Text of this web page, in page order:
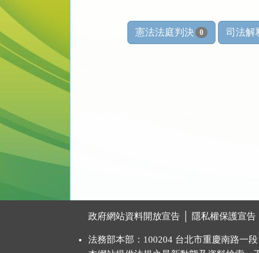
憲法法庭判決 0 司法解
政府網站資料開放宣告 隱私權保護宣告
法務部本部：100204 台北市重慶南路一